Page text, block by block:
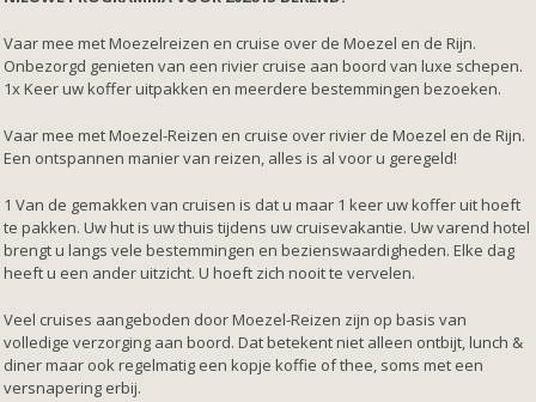
Vaar mee met Moezelreizen en cruise over de Moezel en de Rijn.
Onbezorgd genieten van een rivier cruise aan boord van luxe schepen.
1x Keer uw koffer uitpakken en meerdere bestemmingen bezoeken.
Vaar mee met Moezel-Reizen en cruise over rivier de Moezel en de Rijn.
Een ontspannen manier van reizen, alles is al voor u geregeld!
1 Van de gemakken van cruisen is dat u maar 1 keer uw koffer uit hoeft
te pakken. Uw hut is uw thuis tijdens uw cruisevakantie. Uw varend hotel
brengt u langs vele bestemmingen en bezienswaardigheden. Elke dag
heeft u een ander uitzicht. U hoeft zich nooit te vervelen.
Veel cruises aangeboden door Moezel-Reizen zijn op basis van
volledige verzorging aan boord. Dat betekent niet alleen ontbijt, lunch &
diner maar ook regelmatig een kopje koffie of thee, soms met een
versnapering erbij.